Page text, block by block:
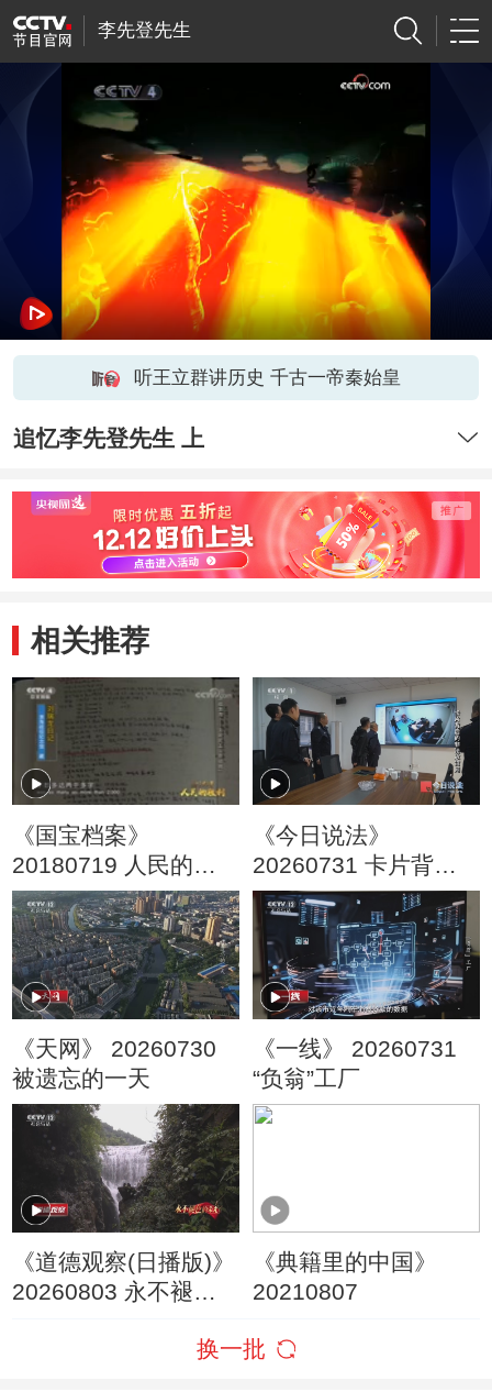
李先登先生
听王立群讲历史 千古一帝秦始皇
追忆李先登先生 上
相关推荐
《国宝档案》
20180719 人民的胜
利·决战淮海——支前
民工“总动员”
《今日说法》
20260731 卡片背后
的非法放贷网
《天网》 20260730
被遗忘的一天
《一线》 20260731
“负翁”工厂
《道德观察(日播版)》
20260803 永不褪色
《典籍里的中国》
20210807
换一批